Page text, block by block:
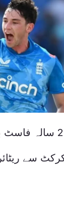
انگلینڈ کے25
سے